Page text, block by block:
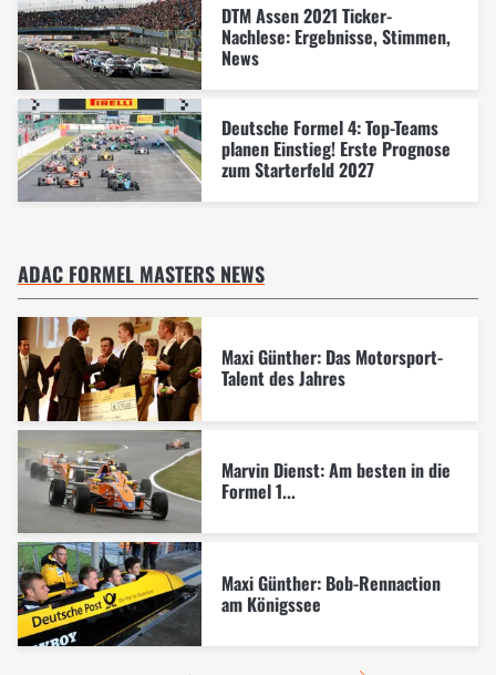
DTM Assen 2021 Ticker-
Nachlese: Ergebnisse, Stimmen,
News
Deutsche Formel 4: Top-Teams
planen Einstieg! Erste Prognose
zum Starterfeld 2027
ADAC FORMEL MASTERS NEWS
Maxi Günther: Das Motorsport-
Talent des Jahres
Marvin Dienst: Am besten in die
Formel 1...
Maxi Günther: Bob-Rennaction
am Königssee